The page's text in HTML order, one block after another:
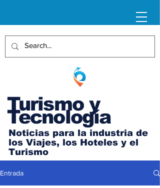
Turismo y
Tecnología
Noticias para la industria de
los Viajes, los Hoteles y el
Turismo
Entrada